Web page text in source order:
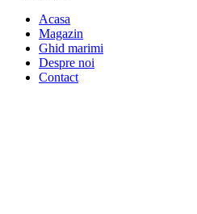
Acasa
Magazin
Ghid marimi
Despre noi
Contact